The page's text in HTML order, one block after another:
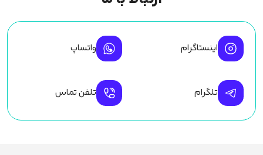
اینستاگرام واتساپ
تلگرام تلفن تماس